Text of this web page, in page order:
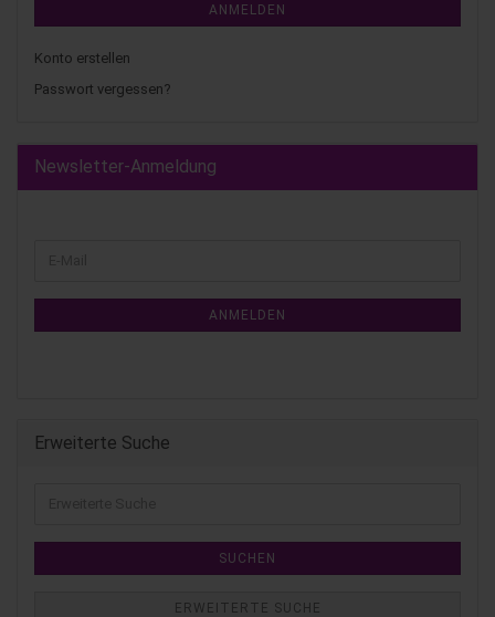
ANMELDEN
Konto erstellen
Passwort vergessen?
Newsletter-Anmeldung
ANMELDEN
Erweiterte Suche
SUCHEN
ERWEITERTE SUCHE